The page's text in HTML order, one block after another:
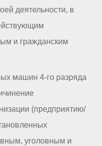
деятельности, в
и гражданским
машин 4-го разряда
(предприятию/
уголовным и